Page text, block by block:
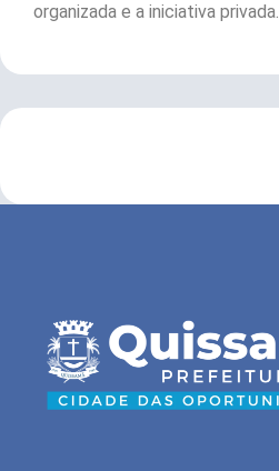
organizada e a iniciativa privada.